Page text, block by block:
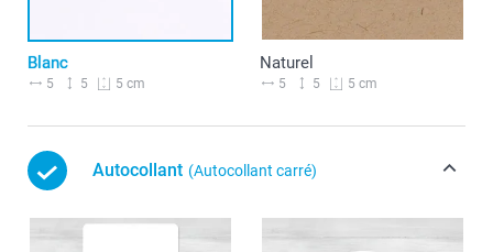
Blanc
5 5 5 cm
Naturel
5 5 5 cm
Autocollant (Autocollant carré)